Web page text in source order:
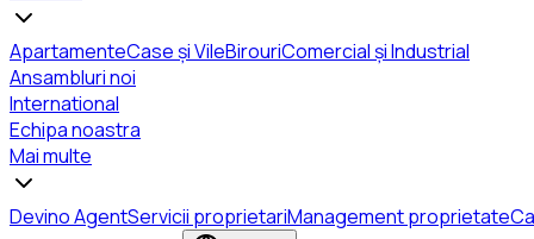
ApartamenteCase și VileBirouriComercial și Industrial
Ansambluri noi
International
Echipa noastra
Mai multe
Devino AgentServicii proprietariManagement proprietate